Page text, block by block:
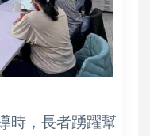
時，長者踴躍幫